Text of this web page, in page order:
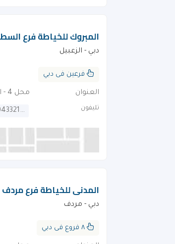
المبروك للخياطة فرع
دبي - الزعبيل
فرعين فى دبي
العنوان محل 4 - الطابق الارضى - طريق السطوة . امام محطة حافلات السطوة
تليفون 043321290
المدنى للخياطة فرع مردف
دبي - مردف